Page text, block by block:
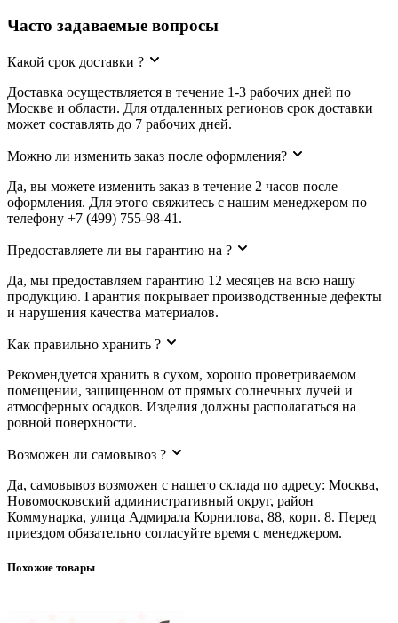
Часто задаваемые вопросы
Какой срок доставки ?
Доставка осуществляется в течение 1-3 рабочих дней по
Москве и области. Для отдаленных регионов срок доставки
может составлять до 7 рабочих дней.
Можно ли изменить заказ после оформления?
Да, вы можете изменить заказ в течение 2 часов после
оформления. Для этого свяжитесь с нашим менеджером по
телефону +7 (499) 755-98-41.
Предоставляете ли вы гарантию на ?
Да, мы предоставляем гарантию 12 месяцев на всю нашу
продукцию. Гарантия покрывает производственные дефекты
и нарушения качества материалов.
Как правильно хранить ?
Рекомендуется хранить в сухом, хорошо проветриваемом
помещении, защищенном от прямых солнечных лучей и
атмосферных осадков. Изделия должны располагаться на
ровной поверхности.
Возможен ли самовывоз ?
Да, самовывоз возможен с нашего склада по адресу: Москва,
Новомосковский административный округ, район
Коммунарка, улица Адмирала Корнилова, 88, корп. 8. Перед
приездом обязательно согласуйте время с менеджером.
Похожие товары